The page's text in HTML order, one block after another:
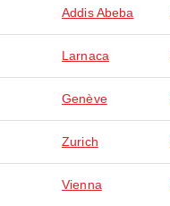
Addis Abeba
Larnaca
Genève
Zurich
Vienna